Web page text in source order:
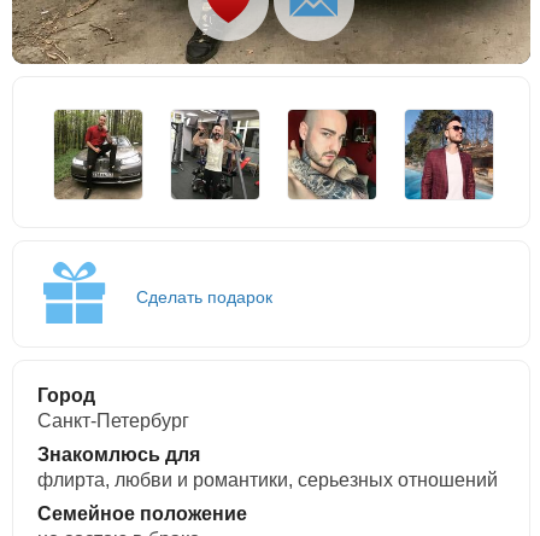
Сделать подарок
Город
Санкт-Петербург
Знакомлюсь для
флирта, любви и романтики, cерьезных отношений
Семейное положение